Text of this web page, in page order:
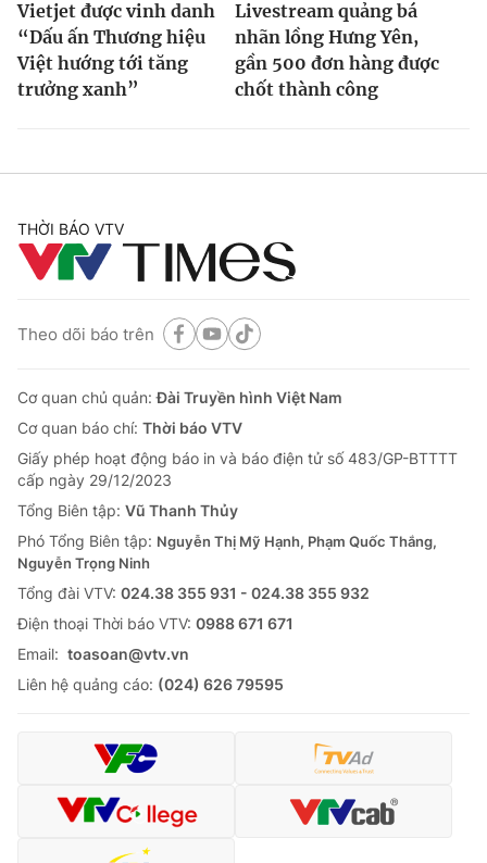
Vietjet được vinh danh
“Dấu ấn Thương hiệu
Việt hướng tới tăng
trưởng xanh”
Livestream quảng bá
nhãn lồng Hưng Yên,
gần 500 đơn hàng được
chốt thành công
THỜI BÁO VTV
Theo dõi báo trên
Cơ quan chủ quản:Đài Truyền hình Việt Nam
Cơ quan báo chí: Thời báo VTV
Giấy phép hoạt động báo in và báo điện tử số 483/GP-BTTTT
cấp ngày 29/12/2023
Tổng Biên tập: Vũ Thanh Thủy
Phó Tổng Biên tập: Nguyễn Thị Mỹ Hạnh, Phạm Quốc Thắng,
Nguyễn Trọng Ninh
Tổng đài VTV: 024.38 355 931 - 024.38 355 932
Ðiện thoại Thời báo VTV: 0988 671 671
Email: toasoan@vtv.vn
Liên hệ quảng cáo: (024) 626 79595